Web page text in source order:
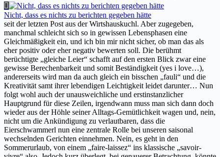
Nicht, dass es nichts zu berichten gegeben hätte
seit der letzten Post aus der Wirtshauskuchl. Aber zugegeben,
manchmal schleicht sich so in gewissen Lebensphasen eine
Gleichmäßigkeit ein, und ich bin mir nicht sicher, ob man das als
eher positiv oder eher negativ bewerten soll. Die berühmt
berüchtigte „gleiche Leier“ schafft auf den ersten Blick zwar eine
gewisse Berechenbarkeit und somit Beständigkeit (yes i love…),
andererseits wird man da auch gleich ein bisschen „fauli“ und die
Kreativität samt ihrer lebendigen Leichtigkeit leidet darunter… Nun
folgt wohl auch der unausweichliche und erstinstanzlicher
Hauptgrund für diese Zeilen, irgendwann muss man sich dann doch
wieder aus der Höhle seiner Alltags-Gemütlichkeit wagen und, nein,
nicht um die Ankündigung zu verlautbaren, dass die
Eierschwammerl nun eine zentrale Rolle bei unseren saisonal
wechselnden Gerichten einnehmen. Nein, es geht in den
Sommerurlaub, von einem „faire-laissez“ ins klassische „savoir-